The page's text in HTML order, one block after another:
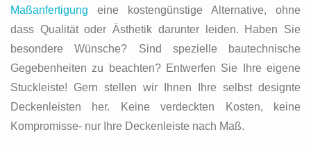
Maßanfertigung eine kostengünstige Alternative, ohne
dass Qualität oder Ästhetik darunter leiden. Haben Sie
besondere Wünsche? Sind spezielle bautechnische
Gegebenheiten zu beachten? Entwerfen Sie Ihre eigene
Stuckleiste! Gern stellen wir Ihnen Ihre selbst designte
Deckenleisten her. Keine verdeckten Kosten, keine
Kompromisse- nur Ihre Deckenleiste nach Maß.